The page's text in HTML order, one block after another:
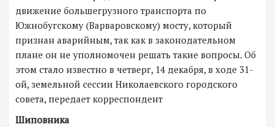
движение большегрузного транспорта по
Южнобугскому (Варваровскому) мосту, который
признан аварийным, так как в законодательном
плане он не уполномочен решать такие вопросы. Об
этом стало известно в четверг, 14 декабря, в ходе 31-
ой, земельной сессии Николаевского городского
совета, передает корреспондент
Шиповника